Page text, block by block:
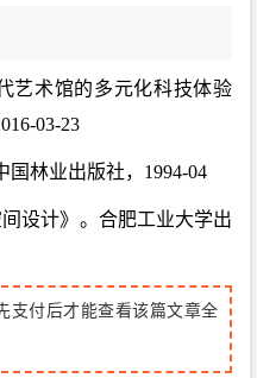
艺术馆的多元化科技体验
03-23
国林业出版社，1994-04
设计》。合肥工业大学出
支付后才能查看该篇文章全